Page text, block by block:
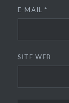
E-MAIL *
SITE WEB